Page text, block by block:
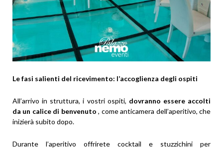
Le fasi salienti del ricevimento: l’accoglienza degli ospiti
All’arrivo in struttura, i vostri ospiti, dovranno essere accolti
da un calice di benvenuto , come anticamera dell’aperitivo, che
inizierà subito dopo.
Durante l’aperitivo offrirete cocktail e stuzzichini per